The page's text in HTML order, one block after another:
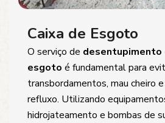
Caixa de Esgoto
O serviço de desentupimento
esgoto é fundamental para
transbordamentos, mau cheiro
refluxo. Utilizando
hidrojateamento e bombas de